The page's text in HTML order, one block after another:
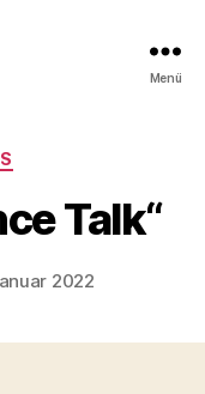
Menü
Talk“
2022